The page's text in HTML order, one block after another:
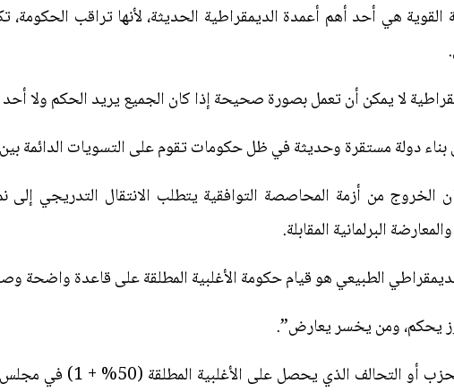
القوية هي أحد أهم أعمدة الديمقراطية الحديثة، لأنها تراقب
لا يمكن أن تعمل بصورة صحيحة إذا كان الجميع يريد الحكم ولا
بناء دولة مستقرة وحديثة في ظل حكومات تقوم على التسويات الدائمة
الخروج من أزمة المحاصصة التوافقية يتطلب الانتقال التدريجي
البرلمانية المقابلة.
الطبيعي هو قيام حكومة الأغلبية المطلقة على قاعدة واضحة
يحكم، ومن يخسر يعارض”.
أي أن الحزب أو